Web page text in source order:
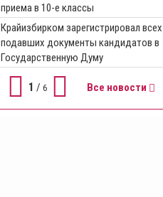
приема в 10-е классы
Крайизбирком зарегистрировал всех
подавших документы кандидатов в
Государственную Думу
1 / 6 Все новости